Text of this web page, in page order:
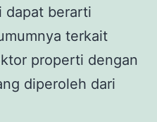
dapat berarti
terkait
properti dengan
diperoleh dari